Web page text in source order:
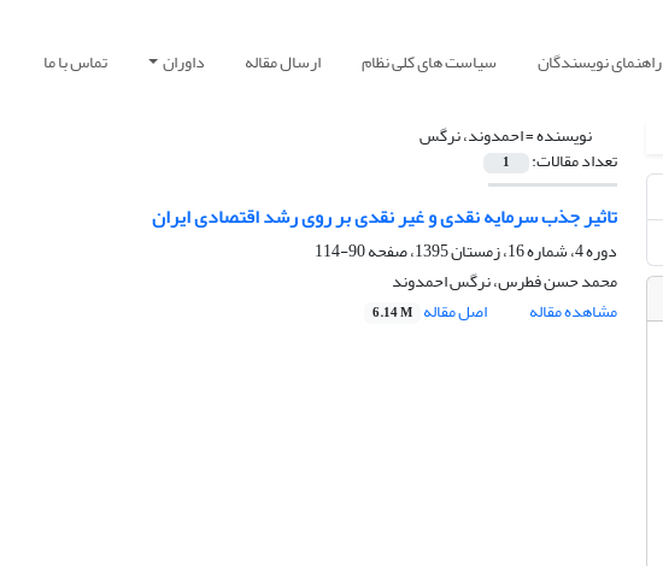
راهنمای نویسندگان سیاست های کلی نظام ارسال مقاله داوران تماس با ما
نویسنده =احمدوند، نرگس
تعداد مقالات: 1
تاثیر جذب سرمایه نقدی و غیر نقدی بر روی رشد اقتصادی ایران
دوره 4، شماره 16، زمستان 1395، صفحه
90-114
محمد حسن فطرس، نرگس احمدوند
مشاهده مقاله
اصل مقاله 6.14 M